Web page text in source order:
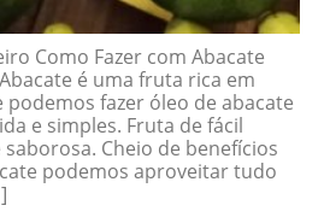
Como Fazer com Abacate
é uma fruta rica em
fazer óleo de abacate
e simples. Fruta de fácil
Cheio de benefícios
podemos aproveitar tudo